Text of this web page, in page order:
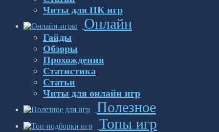
Читы для ПК игр
Онлайн
Гайды
Обзоры
Прохождения
Статистика
Статьи
Читы для онлайн игр
Полезное
Топы игр